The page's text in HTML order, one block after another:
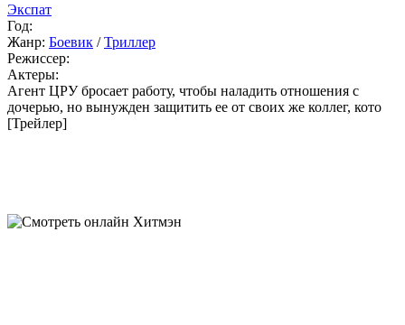
Экспат
Год:
Жанр: Боевик /Триллер
Режиссер:
Актеры:
Агент ЦРУ бросает работу, чтобы наладить отношения с
дочерью, но вынужден защитить ее от своих же коллег, кото
[Трейлер]